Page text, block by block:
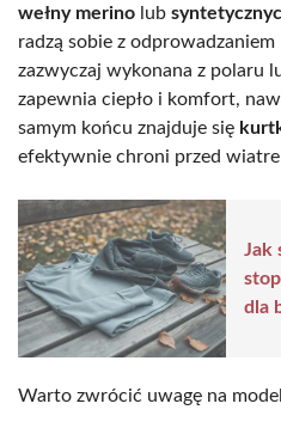
wełny merino lub
radzą sobie z
zazwyczaj wykonana z polaru
zapewnia ciepło i komfort,
samym końcu znajduje się
efektywnie chroni przed
Jak
dla
Warto zwrócić uwagę na